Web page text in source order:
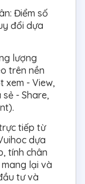
Điểm số
đổi dựa
lượng
trên nền
xem - View,
- Share,
tiếp từ
dựa
tính chân
lại và
tư và